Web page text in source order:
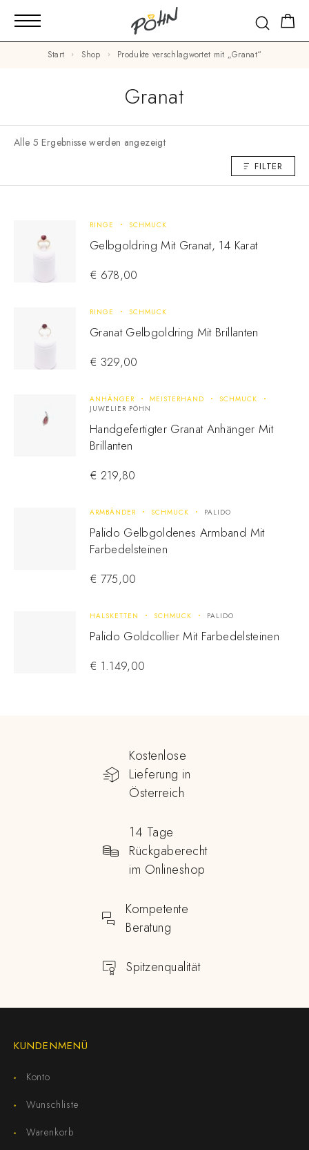
Start Shop Produkte verschlagwortet mit „Granat“
Granat
Alle 5 Ergebnisse werden angezeigt
FILTER
RINGE SCHMUCK
Gelbgoldring Mit Granat, 14 Karat
€ 678,00
RINGE SCHMUCK
Granat Gelbgoldring Mit Brillanten
€ 329,00
ANHÄNGER MEISTERHAND
SCHMUCK
JUWELIER PÖHN
Handgefertigter Granat Anhänger Mit
Brillanten
€ 219,80
ARMBÄNDER SCHMUCK PALIDO
Palido Gelbgoldenes Armband Mit
Farbedelsteinen
€ 775,00
HALSKETTEN SCHMUCK PALIDO
Palido Goldcollier Mit Farbedelsteinen
€ 1.149,00
Kostenlose
Lieferung in
Österreich
14 Tage
Rückgaberecht
im Onlineshop
Kompetente
Beratung
Spitzenqualität
KUNDENMENÜ
Konto
Wunschliste
Warenkorb